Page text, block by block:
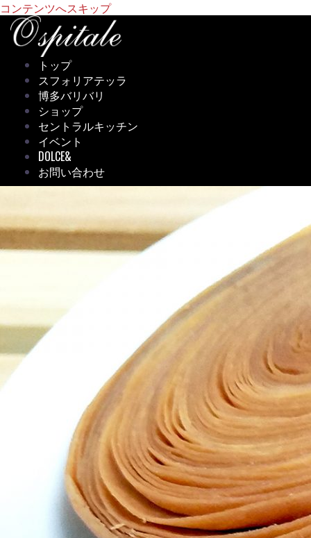
コンテンツへスキップ
トップ
スフォリアテッラ
博多バリバリ
ショップ
セントラルキッチン
イベント
DOLCE&
お問い合わせ